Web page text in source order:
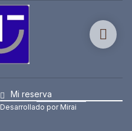
Mi reserva
Desarrollado por Mirai